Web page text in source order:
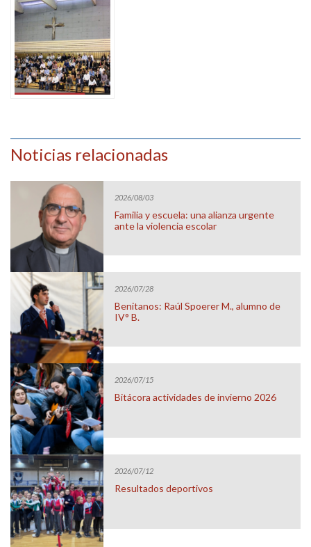
Noticias relacionadas
2026/08/03
Familia y escuela: una alianza urgente
ante la violencia escolar
2026/07/28
Benitanos: Raúl Spoerer M., alumno de
IV° B.
2026/07/15
Bitácora actividades de invierno 2026
2026/07/12
Resultados deportivos